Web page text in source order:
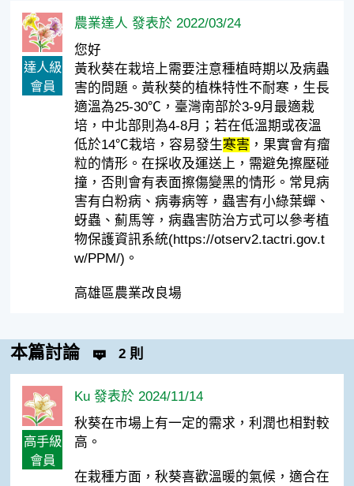
達人級
會員
農業達人 發表於 2022/03/24
您好
黃秋葵在栽培上需要注意種植時期以及病蟲
害的問題。黃秋葵的植株特性不耐寒，生長
適溫為25-30℃，臺灣南部於3-9月最適栽
培，中北部則為4-8月；若在低溫期或夜溫
低於14℃栽培，容易發生寒害 ，果實會有瘤
粒的情形。在採收及運送上，需避免擦壓碰
撞，否則會有表面擦傷變黑的情形。常見病
害有白粉病、病毒病等，蟲害有小綠葉蟬、
蚜蟲、薊馬等，病蟲害防治方式可以參考植
物保護資訊系統(https://otserv2.tactri.gov.t
w/PPM/)。
高雄區農業改良場
本篇討論 2 則
高手級
會員
Ku 發表於 2024/11/14
秋葵在市場上有一定的需求，利潤也相對較
高。
在栽種方面，秋葵喜歡溫暖的氣候，適合在